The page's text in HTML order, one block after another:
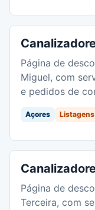
Página de
Miguel, com
e pedidos de
Açores
Página de
Terceira, com